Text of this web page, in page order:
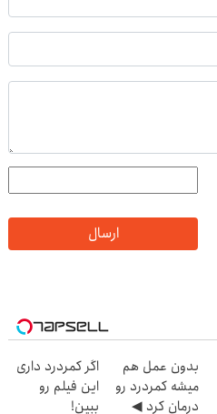
ارسال
بدون عمل هم
میشه کمردرد رو
درمان کرد ◀
اگر کمردرد داری
این فیلم رو
ببین!